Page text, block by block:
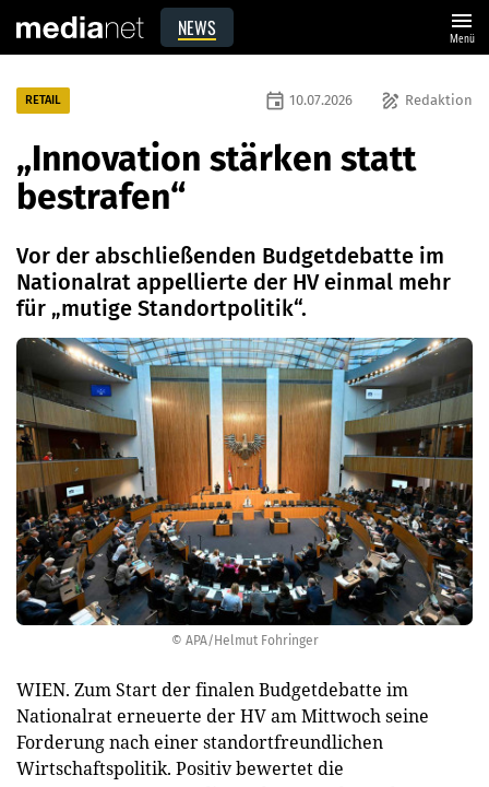
NEWS menu
Menü
© APA/Helmut Fohringer
RETAIL draw Redaktion
event 10.07.2026
„Innovation stärken statt
bestrafen“
Vor der abschließenden Budgetdebatte im
Nationalrat appellierte der HV einmal mehr
für „mutige Standortpolitik“.
WIEN. Zum Start der finalen Budgetdebatte im
Nationalrat erneuerte der HV am Mittwoch seine
Forderung nach einer standortfreundlichen
Wirtschaftspolitik. Positiv bewertet die